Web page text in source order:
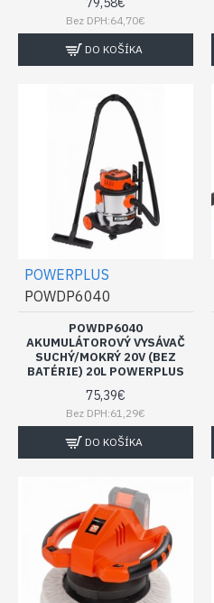
Bez DPH:64,70€
DO KOŠÍKA
POWERPLUS
POWDP6040
POWDP6040
AKUMULÁTOROVÝ VYSÁVAČ
SUCHÝ/MOKRÝ 20V (BEZ
BATÉRIE) 20L POWERPLUS
75,39€
Bez DPH:61,29€
DO KOŠÍKA